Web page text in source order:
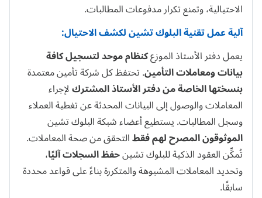
الاحتيالية، وتمنع تكرار مدفوعات المطالبات.
آلية عمل تقنية البلوك تشين لكشف الاحتيال:
يعمل دفتر الأستاذ الموزعكنظام موحد لتسجيل كافة
بيانات ومعاملات التأمين. تحتفظ كل شركة تأمين معتمدة
بنسختها الخاصة من دفتر الأستاذ المشتركلإجراء
المعاملات والوصول إلى البيانات المحدثة عن تغطية العملاء
وسجل المطالبات. يستطيع أعضاء شبكة البلوك تشين
الموثوقون المصرح لهم فقطالتحقق من صحة المعاملات.
تُمكِّن العقود الذكية للبلوك تشينحفظ السجلات آليًا،
وتحديد المعاملات المشبوهة والمتكررة بناءً على قواعد محددة
سابقًا.